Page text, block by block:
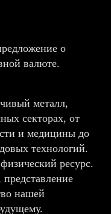
о
валюте.
металл,
секторах, от
и медицины до
технологий.
ресурс.
нашей